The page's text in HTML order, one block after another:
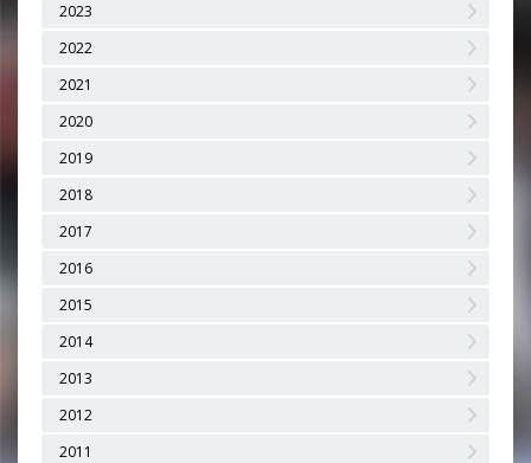
2023
2022
2021
2020
2019
2018
2017
2016
2015
2014
2013
2012
2011